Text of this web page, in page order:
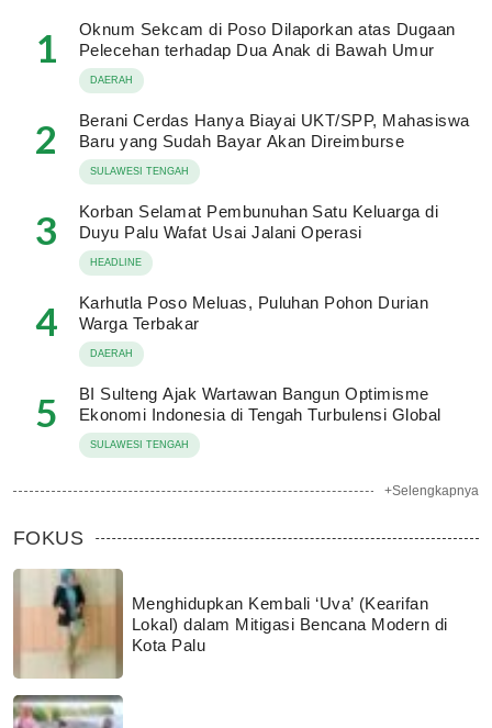
1
Oknum Sekcam di Poso Dilaporkan atas Dugaan
Pelecehan terhadap Dua Anak di Bawah Umur
DAERAH
2
Berani Cerdas Hanya Biayai UKT/SPP, Mahasiswa
Baru yang Sudah Bayar Akan Direimburse
SULAWESI TENGAH
3
Korban Selamat Pembunuhan Satu Keluarga di
Duyu Palu Wafat Usai Jalani Operasi
HEADLINE
4
Karhutla Poso Meluas, Puluhan Pohon Durian
Warga Terbakar
DAERAH
5
BI Sulteng Ajak Wartawan Bangun Optimisme
Ekonomi Indonesia di Tengah Turbulensi Global
SULAWESI TENGAH
+Selengkapnya
FOKUS
Menghidupkan Kembali ‘Uva’ (Kearifan
Lokal) dalam Mitigasi Bencana Modern di
Kota Palu